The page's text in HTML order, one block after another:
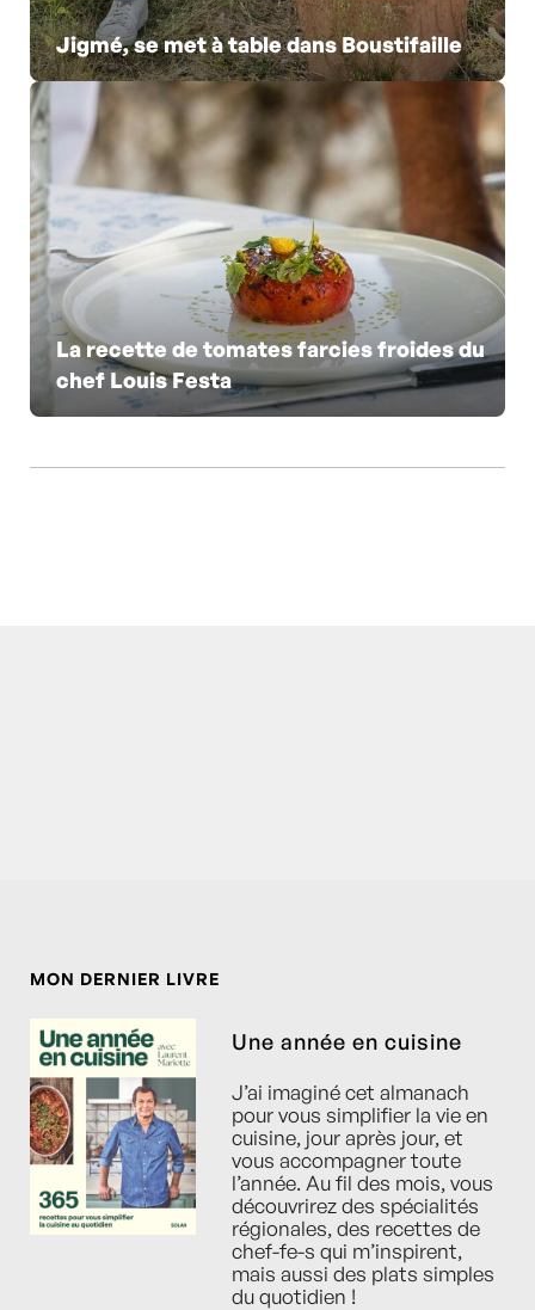
Jigmé, se met à table dans Boustifaille
La recette de tomates farcies froides du
chef Louis Festa
MON DERNIER LIVRE
Une année en cuisine
J’ai imaginé cet almanach
pour vous simplifier la vie en
cuisine, jour après jour, et
vous accompagner toute
l’année. Au fil des mois, vous
découvrirez des spécialités
régionales, des recettes de
chef-fe-s qui m’inspirent,
mais aussi des plats simples
du quotidien !